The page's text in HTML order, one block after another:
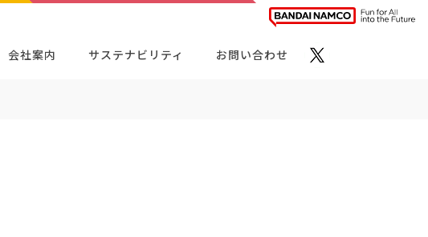
会社案内 サステナビリティ お問い合わせ